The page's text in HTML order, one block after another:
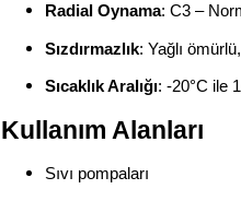
Radial Oynama: C3 –
Sızdırmazlık: Yağlı
Sıcaklık Aralığı: -20°C ile
Kullanım Alanları
Sıvı pompaları